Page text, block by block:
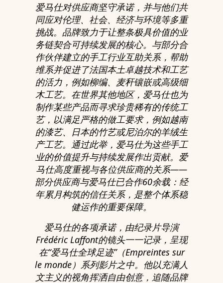
爱马仕对供应商坚守承诺，并与他们共
同应对伦理、社会、经济与环境等多重
挑战。品牌致力于让整条极具价值的业
务链契合可持续发展的核心。与部分合
作伙伴建立的手工行业互助关系，帮助
维系并促进了法国本土卓越技术和工艺
的活力，例如柳编、麦秆镶嵌或高级细
木工艺。在世界其他地区，爱马仕也为
制作某些产品而寻求珍贵稀有的传统工
艺，以满足严格的做工要求，例如越南
的漆艺、日本的竹艺或尼泊尔的羊绒生
产工艺。通过此举，爱马仕为这些手工
业的价值提升与持续发展作出贡献。爱
马仕高度重视与各位供应商的关系——
部分供应商与爱马仕已合作60余载：经
年累月构筑的信任关系，是整个体系稳
健运作的重要保障。
爱马仕的各项承诺，由纪录片导演
Frédéric Laffont的镜头一一记录，呈现
在“爱马仕全球足迹”（Empreintes sur
le monde）系列影片之中。他以充满人
文主义的视角挥洒自由创意，追随品牌